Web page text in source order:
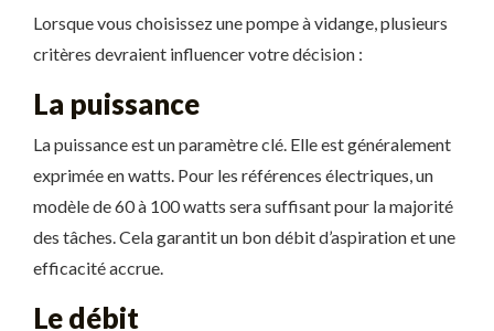
Lorsque vous choisissez une pompe à vidange, plusieurs
critères devraient influencer votre décision :
La puissance
La puissance est un paramètre clé. Elle est généralement
exprimée en watts. Pour les références électriques, un
modèle de 60 à 100 watts sera suffisant pour la majorité
des tâches. Cela garantit un bon débit d’aspiration et une
efficacité accrue.
Le débit